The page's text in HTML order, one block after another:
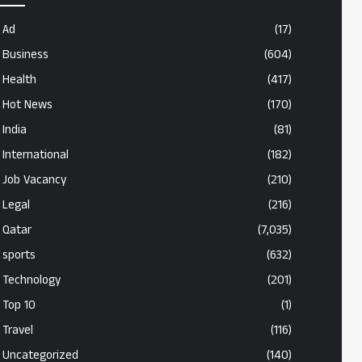
Ad
(17)
Business
(604)
Health
(417)
Hot News
(170)
India
(81)
International
(182)
Job Vacancy
(210)
Legal
(216)
Qatar
(7,035)
sports
(632)
Technology
(201)
Top 10
(1)
Travel
(116)
Uncategorized
(140)